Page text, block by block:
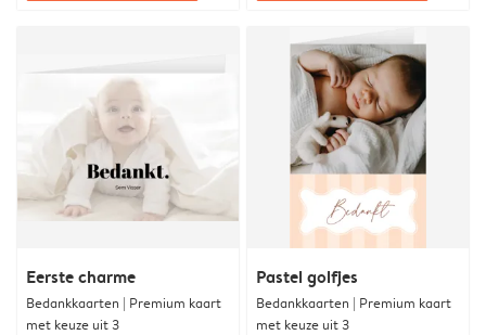
Eerste charme
Bedankkaarten | Premium kaart
met keuze uit 3
Pastel golfjes
Bedankkaarten | Premium kaart
met keuze uit 3